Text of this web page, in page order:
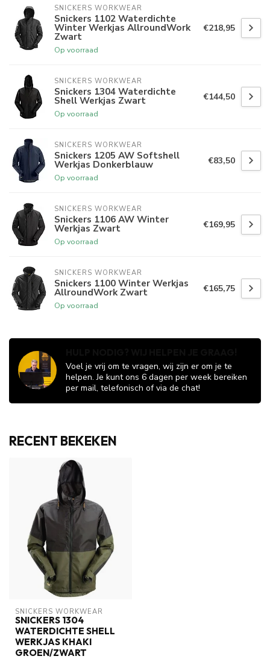
SNICKERS WORKWEAR
Snickers 1102 Waterdichte
Winter Werkjas AllroundWork
Zwart
Op voorraad
€218,95
SNICKERS WORKWEAR
Snickers 1304 Waterdichte
Shell Werkjas Zwart
Op voorraad
€144,50
SNICKERS WORKWEAR
Snickers 1205 AW Softshell
Werkjas Donkerblauw
Op voorraad
€83,50
SNICKERS WORKWEAR
Snickers 1106 AW Winter
Werkjas Zwart
Op voorraad
€169,95
SNICKERS WORKWEAR
Snickers 1100 Winter Werkjas
AllroundWork Zwart
Op voorraad
€165,75
Voel je vrij om te vragen, wij zijn er om je te
helpen. Je kunt ons 6 dagen per week bereiken
per mail, telefonisch of via de chat!
RECENT BEKEKEN
SNICKERS WORKWEAR
SNICKERS 1304
WATERDICHTE SHELL
WERKJAS KHAKI
GROEN/ZWART